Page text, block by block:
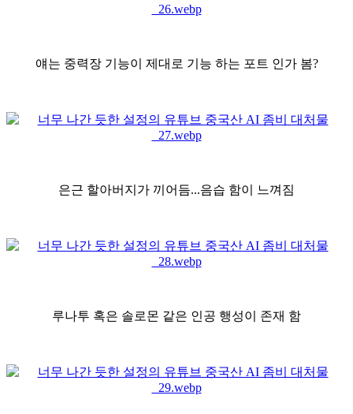
얘는 중력장 기능이 제대로 기능 하는 포트 인가 봄?
은근 할아버지가 끼어듬...음습 함이 느껴짐
루나투 혹은 솔로몬 같은 인공 행성이 존재 함